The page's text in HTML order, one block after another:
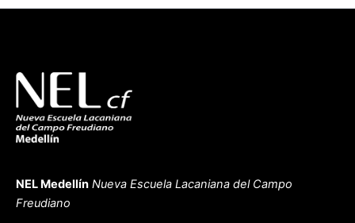
NEL Medellín Nueva Escuela Lacaniana del Campo
Freudiano